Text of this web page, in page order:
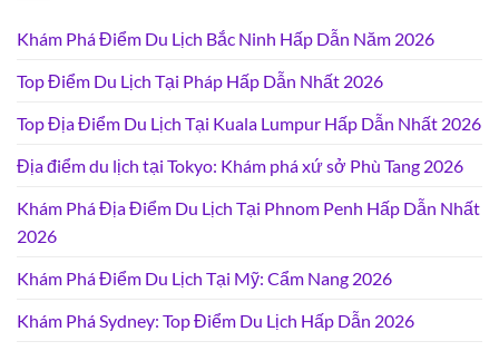
Khám Phá Điểm Du Lịch Bắc Ninh Hấp Dẫn Năm 2026
Top Điểm Du Lịch Tại Pháp Hấp Dẫn Nhất 2026
Top Địa Điểm Du Lịch Tại Kuala Lumpur Hấp Dẫn Nhất 2026
Địa điểm du lịch tại Tokyo: Khám phá xứ sở Phù Tang 2026
Khám Phá Địa Điểm Du Lịch Tại Phnom Penh Hấp Dẫn Nhất
2026
Khám Phá Điểm Du Lịch Tại Mỹ: Cẩm Nang 2026
Khám Phá Sydney: Top Điểm Du Lịch Hấp Dẫn 2026